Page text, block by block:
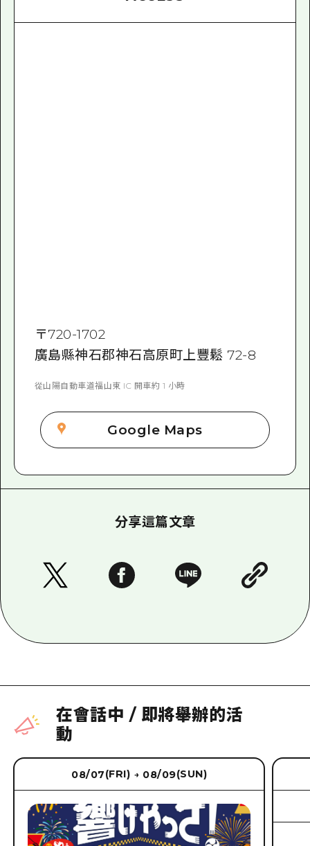
〒720-1702
廣島縣神石郡神石高原町上豐鬆 72-8
從山陽自動車道福山東 IC 開車約 1 小時
Google Maps
分享這篇文章
在會話中 / 即將舉辦的活
動
08/07(FRI) → 08/09(SUN)